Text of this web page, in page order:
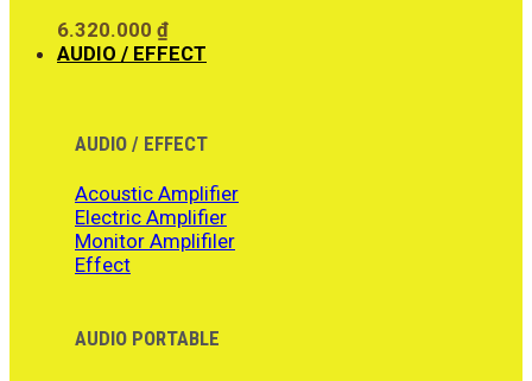
6.320.000 ₫
AUDIO / EFFECT
AUDIO / EFFECT
Acoustic Amplifier
Electric Amplifier
Monitor Amplifiler
Effect
AUDIO PORTABLE